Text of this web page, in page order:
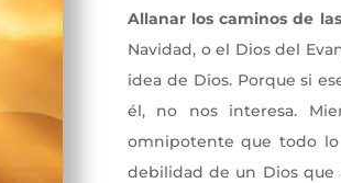
Allanar los caminos de
Navidad, o el Dios del
idea de Dios. Porque si
él, no nos interesa.
omnipotente que todo
debilidad de un Dios que